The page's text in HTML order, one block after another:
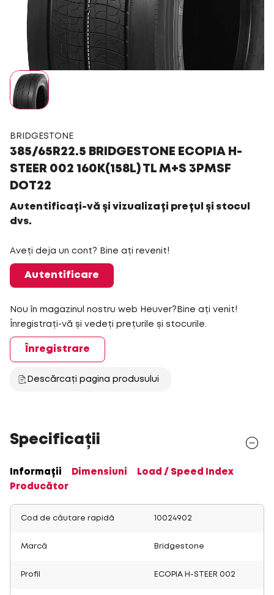
BRIDGESTONE
385/65R22.5 BRIDGESTONE ECOPIA H-
STEER 002 160K(158L) TL M+S 3PMSF
DOT22
Autentificați-vă și vizualizați prețul și stocul
dvs.
Aveți deja un cont? Bine ați revenit!
Autentificare
Nou în magazinul nostru web Heuver?Bine ați venit!
Înregistrați-vă și vedeți prețurile și stocurile.
Înregistrare
Descărcați pagina produsului
Specificații
Informații Dimensiuni
Load / Speed Index
Producător
Cod de căutare rapidă 10024902
Marcă Bridgestone
Profil ECOPIA H-STEER 002